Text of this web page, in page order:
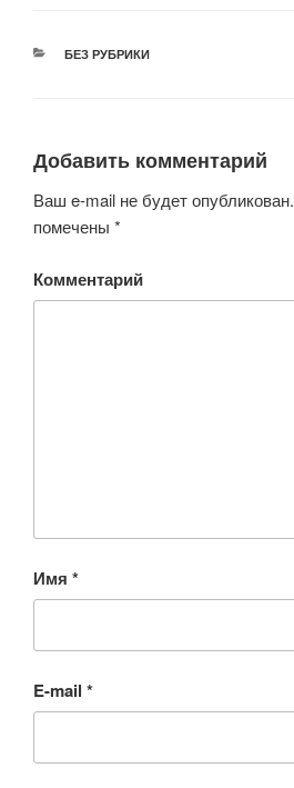
РУБРИКИ
БЕЗ РУБРИКИ
Добавить комментарий
Ваш e-mail не будет опубликован.
помечены *
Комментарий
Имя *
E-mail *